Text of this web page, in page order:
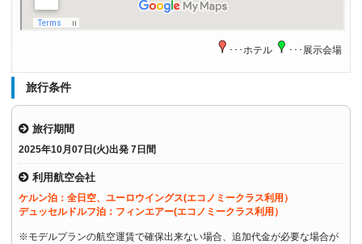
･･･ホテル ･･･展示会場
旅行条件
旅行期間
2025年10月07日(火)出発 7日間
利用航空会社
ケルン泊：全日空、ユーロウイングス(エコノミークラス利用）
デュッセルドルフ泊：フィンエアー(エコノミークラス利用）
※モデルプランの航空運賃で確保出来ない場合、追加代金が必要な場合が